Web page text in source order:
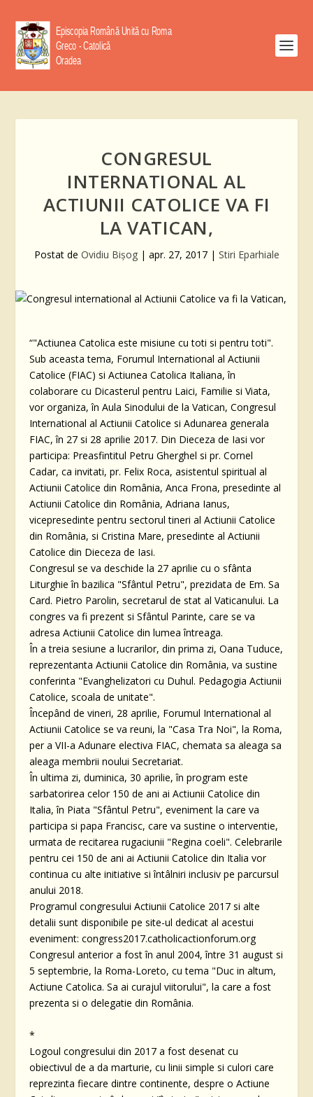
CONGRESUL
INTERNATIONAL AL
ACTIUNII CATOLICE VA FI
LA VATICAN,
Postat de Ovidiu Bişog| apr. 27, 2017| Stiri Eparhiale
“"Actiunea Catolica este misiune cu toti si pentru toti".
Sub aceasta tema, Forumul International al Actiunii
Catolice (FIAC) si Actiunea Catolica Italiana, în
colaborare cu Dicasterul pentru Laici, Familie si Viata,
vor organiza, în Aula Sinodului de la Vatican, Congresul
International al Actiunii Catolice si Adunarea generala
FIAC, în 27 si 28 aprilie 2017. Din Dieceza de Iasi vor
participa: Preasfintitul Petru Gherghel si pr. Cornel
Cadar, ca invitati, pr. Felix Roca, asistentul spiritual al
Actiunii Catolice din România, Anca Frona, presedinte al
Actiunii Catolice din România, Adriana Ianus,
vicepresedinte pentru sectorul tineri al Actiunii Catolice
din România, si Cristina Mare, presedinte al Actiunii
Catolice din Dieceza de Iasi.
Congresul se va deschide la 27 aprilie cu o sfânta
Liturghie în bazilica "Sfântul Petru", prezidata de Em. Sa
Card. Pietro Parolin, secretarul de stat al Vaticanului. La
congres va fi prezent si Sfântul Parinte, care se va
adresa Actiunii Catolice din lumea întreaga.
În a treia sesiune a lucrarilor, din prima zi, Oana Tuduce,
reprezentanta Actiunii Catolice din România, va sustine
conferinta "Evanghelizatori cu Duhul. Pedagogia Actiunii
Catolice, scoala de unitate".
Începând de vineri, 28 aprilie, Forumul International al
Actiunii Catolice se va reuni, la "Casa Tra Noi", la Roma,
per a VII-a Adunare electiva FIAC, chemata sa aleaga sa
aleaga membrii noului Secretariat.
În ultima zi, duminica, 30 aprilie, în program este
sarbatorirea celor 150 de ani ai Actiunii Catolice din
Italia, în Piata "Sfântul Petru", eveniment la care va
participa si papa Francisc, care va sustine o interventie,
urmata de recitarea rugaciunii "Regina coeli". Celebrarile
pentru cei 150 de ani ai Actiunii Catolice din Italia vor
continua cu alte initiative si întâlniri inclusiv pe parcursul
anului 2018.
Programul congresului Actiunii Catolice 2017 si alte
detalii sunt disponibile pe site-ul dedicat al acestui
eveniment: congress2017.catholicactionforum.org
Congresul anterior a fost în anul 2004, între 31 august si
5 septembrie, la Roma-Loreto, cu tema "Duc in altum,
Actiune Catolica. Sa ai curajul viitorului", la care a fost
prezenta si o delegatie din România.
*
Logoul congresului din 2017 a fost desenat cu
obiectivul de a da marturie, cu linii simple si culori care
reprezinta fiecare dintre continente, despre o Actiune